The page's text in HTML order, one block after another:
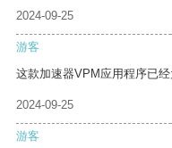
2024-09-25
游客
这款加速器VPM应用程序已
2024-09-25
游客